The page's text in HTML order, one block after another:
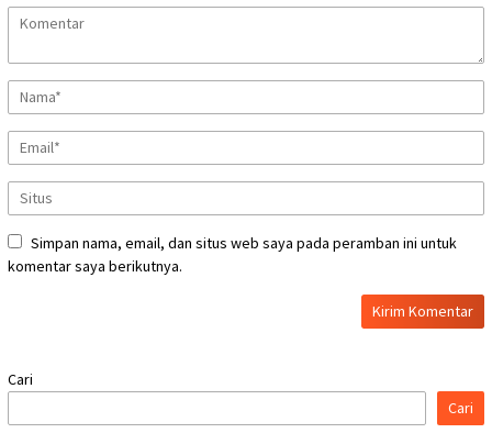
Simpan nama, email, dan situs web saya pada peramban ini untuk
komentar saya berikutnya.
Cari
Cari